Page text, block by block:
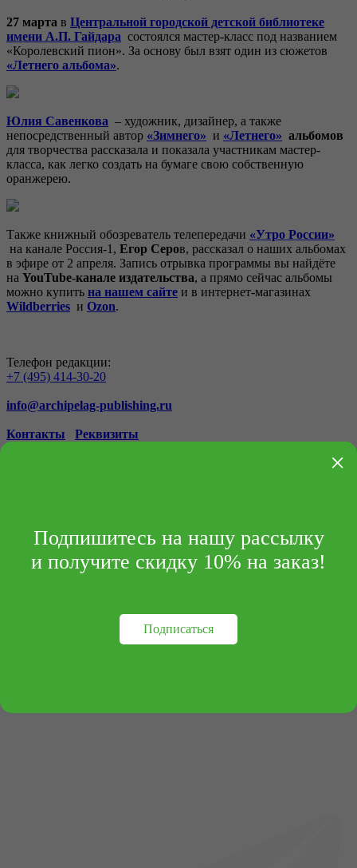
27 марта в Центральной городской детской библиотеке
имени А.П. Гайдара состоялся мастер-класс под названием
«Королевский пион». За основу был взят один из сюжетов
«Летнего альбома».
Юлия Савенкова – художник, дизайнер, а также
непосредственный автор «Зимнего» и «Летнего» альбомов
для творчества рассказала и показала участникам мастер-
класса, как легко создать на бумаге свою собственную
оранжерею.
Также книжный обозреватель телепередачи «Утро России»
на канале Россия-1, Егор Серов, рассказал о наших альбомах
в эфире от 2 апреля. Запись отрывка программы вы найдёте
на YouTube-канале издательства, а прямо сейчас альбомы
можно купить на нашем сайте и в интернет-магазинах
Wildberries и Ozon.
Телефон редакции:
+7 (495) 414-30-20
info@archipelag-publishing.ru
Контакты Реквизиты
×
Подпишитесь на нашу рассылку
и получите скидку 10% на заказ!
Подписаться